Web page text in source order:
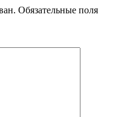
Обязательные поля